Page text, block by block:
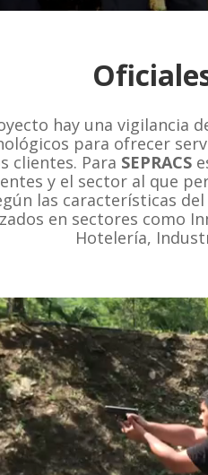
hay una vigilancia
para ofrecer
clientes. Para SEPRACS
y el sector al que
las características
en sectores como
Hotelería,